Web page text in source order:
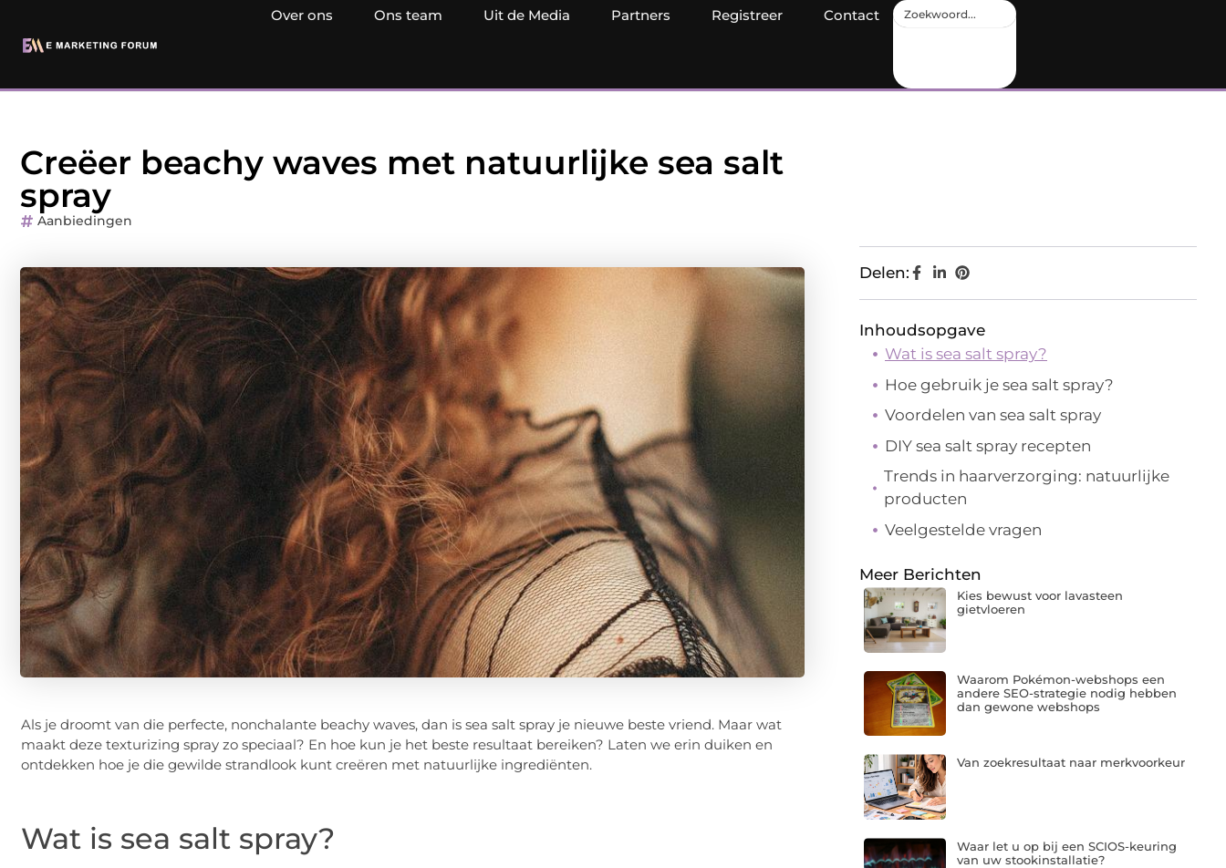
Over ons Ons team Uit de Media Partners Registreer Contact
Creëer beachy waves met natuurlijke sea salt
spray
Aanbiedingen
Als je droomt van die perfecte, nonchalante beachy waves, dan is sea salt spray je nieuwe beste vriend. Maar wat
maakt deze texturizing spray zo speciaal? En hoe kun je het beste resultaat bereiken? Laten we erin duiken en
ontdekken hoe je die gewilde strandlook kunt creëren met natuurlijke ingrediënten.
Wat is sea salt spray?
Delen:
Inhoudsopgave
Wat is sea salt spray?
Hoe gebruik je sea salt spray?
Voordelen van sea salt spray
DIY sea salt spray recepten
Trends in haarverzorging: natuurlijke
producten
Veelgestelde vragen
Meer Berichten
Kies bewust voor lavasteen
gietvloeren
Waarom Pokémon-webshops een
andere SEO-strategie nodig hebben
dan gewone webshops
Van zoekresultaat naar merkvoorkeur
Waar let u op bij een SCIOS-keuring
van uw stookinstallatie?